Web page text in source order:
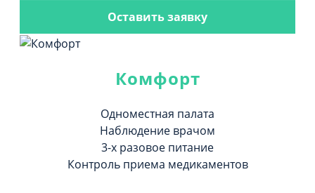
Оставить заявку
Комфорт
Одноместная палата
Наблюдение врачом
3-х разовое питание
Контроль приема медикаментов